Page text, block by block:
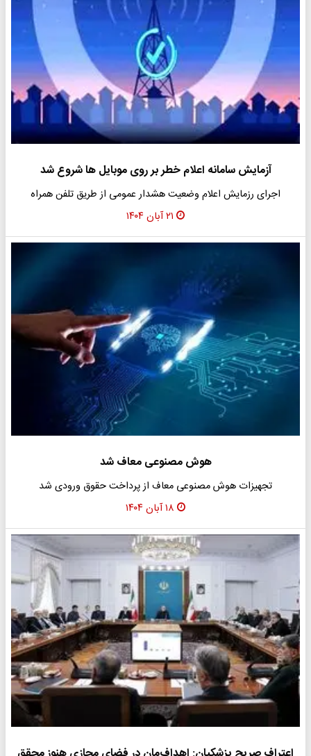
آزمایش سامانه اعلام خطر بر روی موبایل ها شروع شد
اجرای رزمایش اعلام وضعیت هشدار عمومی از طریق تلفن همراه
۲۱ آبان ۱۴۰۴
هوش مصنوعی معاف شد
تجهیزات هوش مصنوعی معاف از پرداخت حقوق ورودی شد
۱۸ آبان ۱۴۰۴